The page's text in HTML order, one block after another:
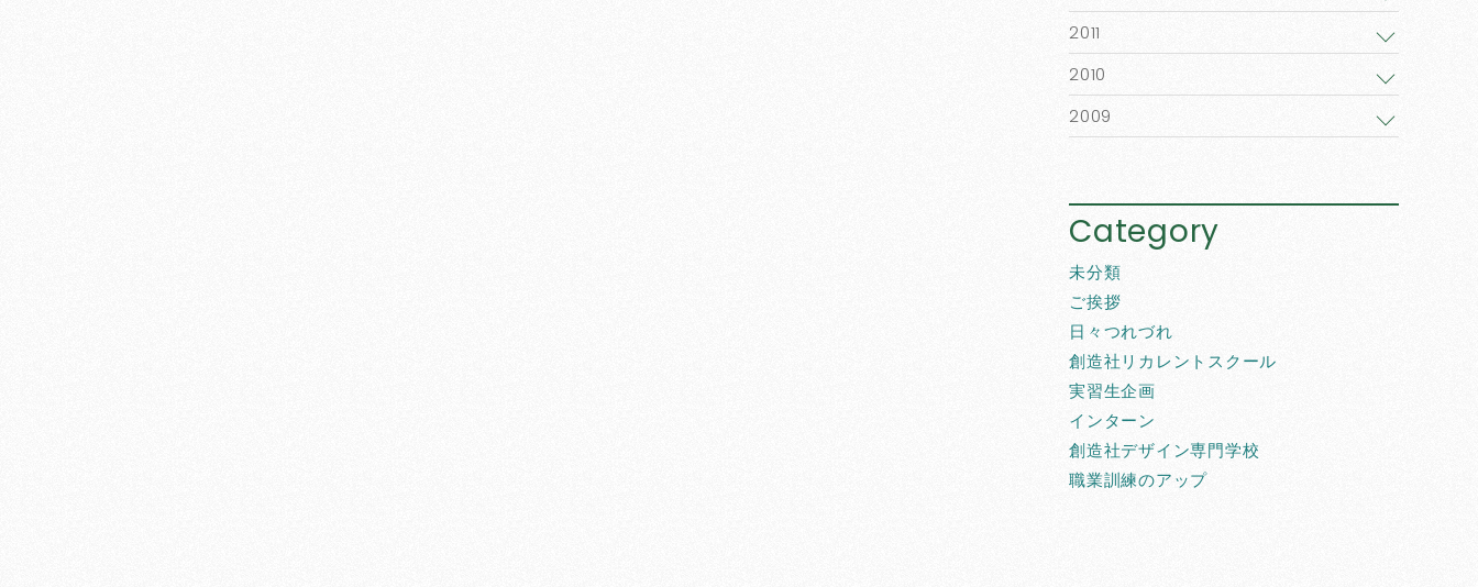
2011
2010
2009
Category
未分類
ご挨拶
日々つれづれ
創造社リカレントスクール
実習生企画
インターン
創造社デザイン専門学校
職業訓練のアップ